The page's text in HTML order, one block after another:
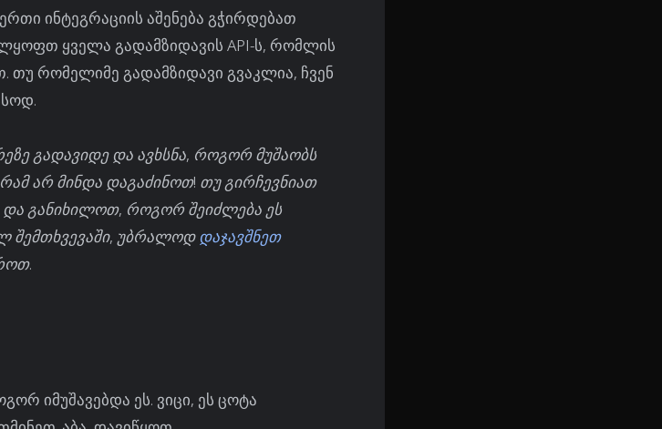
ინტეგრაციის აშენება გჭირდებათ
ყველა გადამზიდავის API-ს, რომლის
თუ რომელიმე გადამზიდავი გვაკლია, ჩვენ
გადავიდე და ავხსნა, როგორ მუშაობს
არ მინდა დაგაძინოთ! თუ გირჩევნიათ
განიხილოთ, როგორ შეიძლება ეს
შემთხვევაში, უბრალოდდაჯავშნეთ
იმუშავებდა ეს. ვიცი, ეს ცოტა